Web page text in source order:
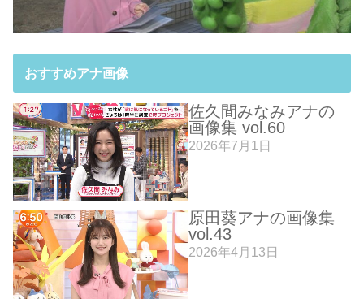
おすすめアナ画像
佐久間みなみアナの
画像集 vol.60
2026年7月1日
原田葵アナの画像集
vol.43
2026年4月13日